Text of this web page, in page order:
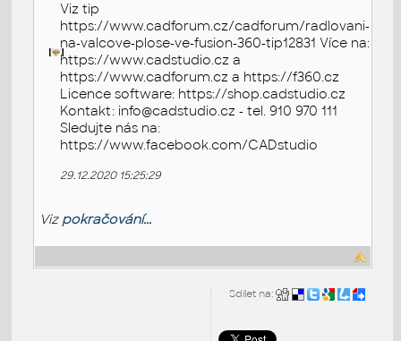
Viz tip
https://www.cadforum.cz/cadforum/radlovani-
na-valcove-plose-ve-fusion-360-tip12831 Více na:
https://www.cadstudio.cz a
https://www.cadforum.cz a https://f360.cz
Licence software: https://shop.cadstudio.cz
Kontakt: info@cadstudio.cz - tel. 910 970 111
Sledujte nás na:
https://www.facebook.com/CADstudio
29.12.2020 15:25:29
Viz pokračování...
Sdílet na: